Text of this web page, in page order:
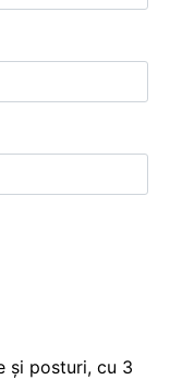
și posturi, cu 3